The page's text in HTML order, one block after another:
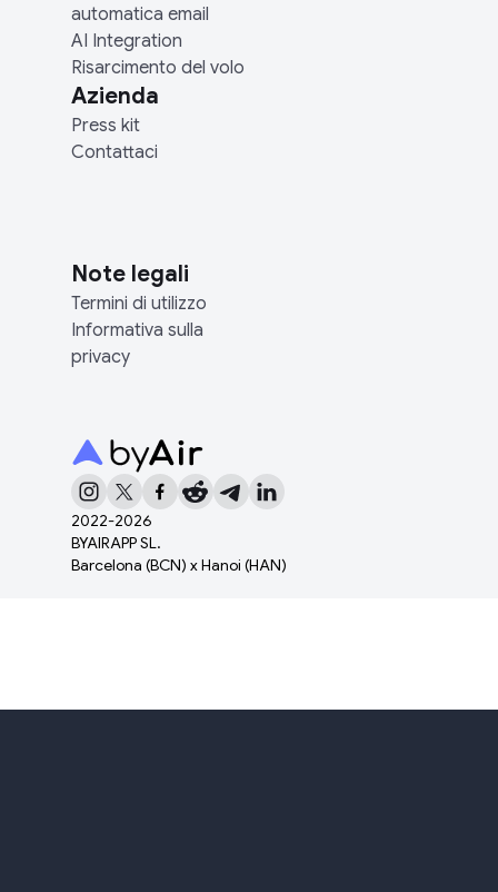
2022-2026
BYAIRAPP SL.
Barcelona (BCN) x Hanoi (HAN)
automatica email
AI Integration
Risarcimento del volo
Azienda
Press kit
Contattaci
Note legali
Termini di utilizzo
Informativa sulla
privacy